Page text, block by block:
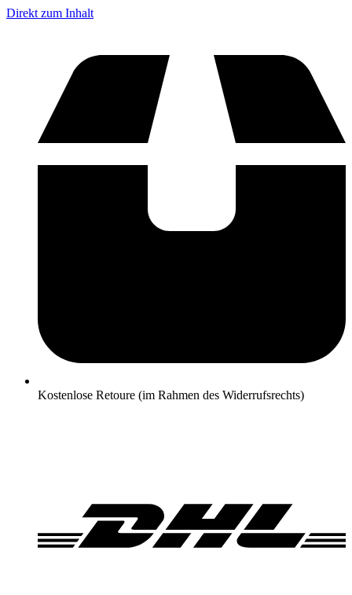
Direkt zum Inhalt
Kostenlose Retoure (im Rahmen des Widerrufsrechts)